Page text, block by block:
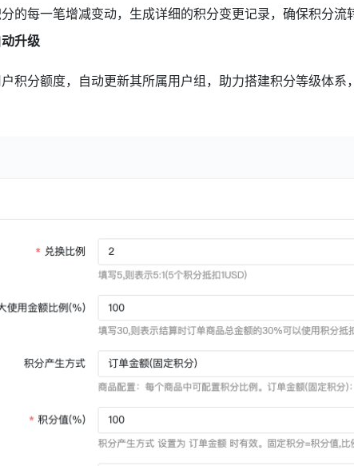
的每一笔增减变动，生成详细的积分变更记录，确保积分流
升级
积分额度，自动更新其所属用户组，助力搭建积分等级体系